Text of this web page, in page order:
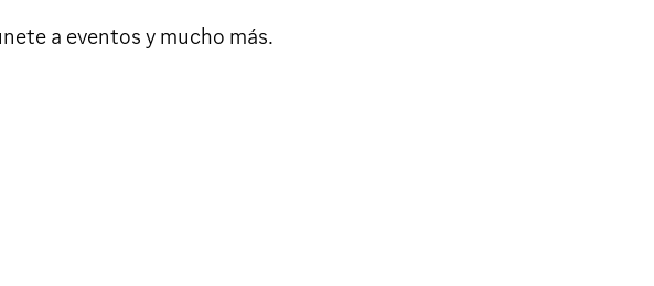
a eventos y mucho más.